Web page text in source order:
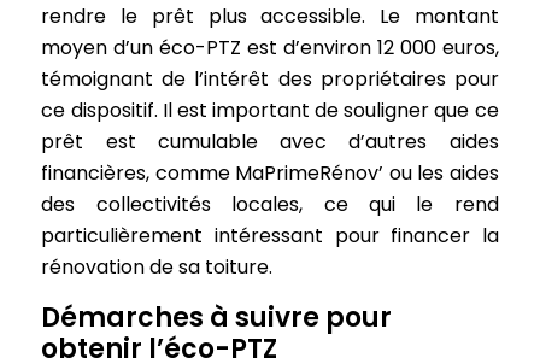
rendre le prêt plus accessible. Le montant
moyen d’un éco-PTZ est d’environ 12 000 euros,
témoignant de l’intérêt des propriétaires pour
ce dispositif. Il est important de souligner que ce
prêt est cumulable avec d’autres aides
financières, comme MaPrimeRénov’ ou les aides
des collectivités locales, ce qui le rend
particulièrement intéressant pour financer la
rénovation de sa toiture.
Démarches à suivre pour
obtenir l’éco-PTZ